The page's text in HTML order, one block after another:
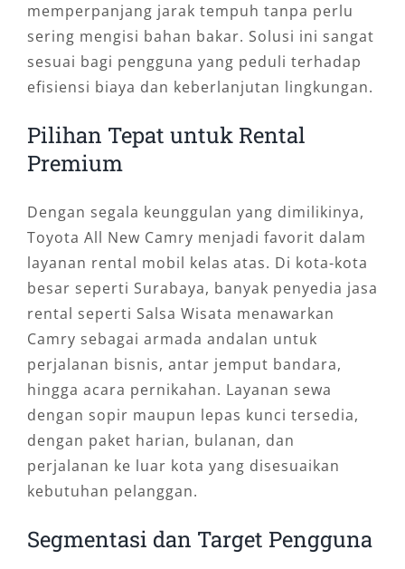
memperpanjang jarak tempuh tanpa perlu
sering mengisi bahan bakar. Solusi ini sangat
sesuai bagi pengguna yang peduli terhadap
efisiensi biaya dan keberlanjutan lingkungan.
Pilihan Tepat untuk Rental
Premium
Dengan segala keunggulan yang dimilikinya,
Toyota All New Camry menjadi favorit dalam
layanan rental mobil kelas atas. Di kota-kota
besar seperti Surabaya, banyak penyedia jasa
rental seperti Salsa Wisata menawarkan
Camry sebagai armada andalan untuk
perjalanan bisnis, antar jemput bandara,
hingga acara pernikahan. Layanan sewa
dengan sopir maupun lepas kunci tersedia,
dengan paket harian, bulanan, dan
perjalanan ke luar kota yang disesuaikan
kebutuhan pelanggan.
Segmentasi dan Target Pengguna